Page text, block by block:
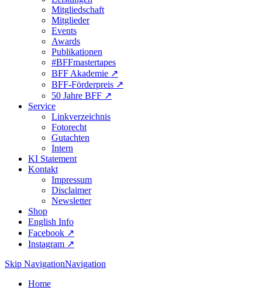
Mitgliedschaft
Mitglieder
Events
Awards
Publikationen
#BFFmastertapes
BFF Akademie ↗︎
BFF-Förderpreis ↗︎
50 Jahre BFF ↗︎
Service
Linkverzeichnis
Fotorecht
Gutachten
Intern
KI Statement
Kontakt
Impressum
Disclaimer
Newsletter
Shop
English Info
Facebook ↗︎
Instagram ↗︎
Skip NavigationNavigation
Home